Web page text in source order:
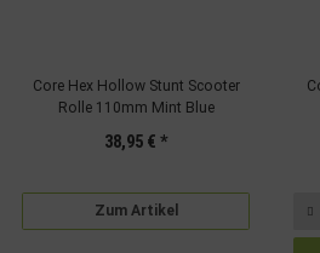
Core Hex Hollow Stunt Scooter
Rolle 110mm Mint Blue
38,95 € *
Zum Artikel